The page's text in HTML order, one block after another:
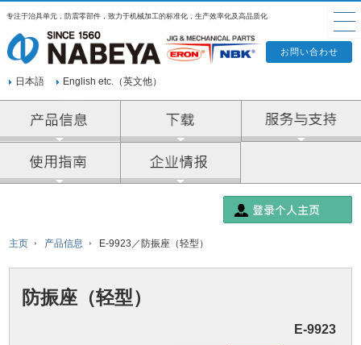
专注于治具单元，防震零部件，致力于机械加工的标准化，生产效率化及高品质化
日本語 English etc.（英文他）
主页 产品信息 E-9923／防振座（轻型）
防振座（轻型）
E-9923